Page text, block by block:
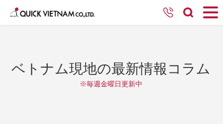
ベトナム現地の最新情報コラム
※毎週金曜日更新中